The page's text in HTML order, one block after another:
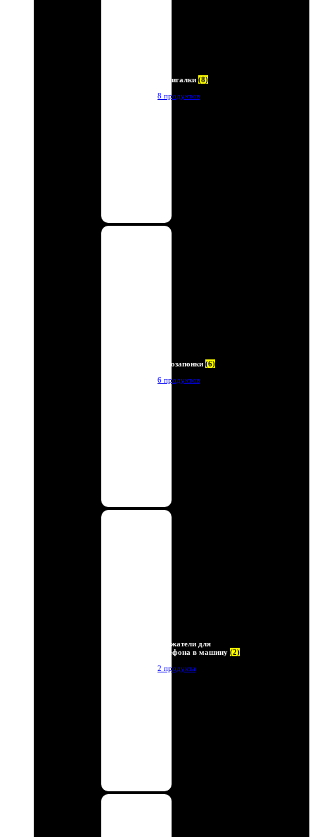
Зажигалки (8)
8 продуктов
Автозапонки (6)
6 продуктов
Держатели для
телефона в машину (2)
2 продукта